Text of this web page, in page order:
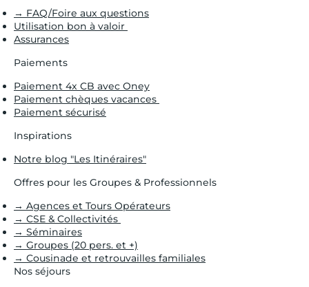
→ FAQ/Foire aux questions
Utilisation bon à valoir
Assurances
Paiements
Paiement 4x CB avec Oney
Paiement chèques vacances
Paiement sécurisé
Inspirations
Notre blog "Les Itinéraires"
Offres pour les Groupes & Professionnels
→ Agences et Tours Opérateurs
→ CSE & Collectivités
→ Séminaires
→ Groupes (20 pers. et +)
→ Cousinade et retrouvailles familiales
Nos séjours